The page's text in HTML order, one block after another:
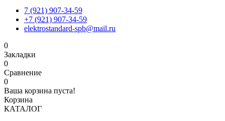
7 (921) 907-34-59
+7 (921) 907-34-59
elektrostandard-spb@mail.ru
0
Закладки
0
Сравнение
0
Ваша корзина пуста!
Корзина
КАТАЛОГ